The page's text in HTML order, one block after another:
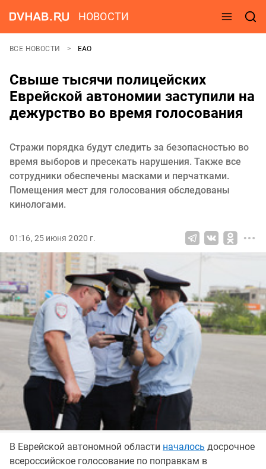
НОВОСТИ
ВСЕ НОВОСТИ ЕАО
Свыше тысячи полицейских
Еврейской автономии заступили на
дежурство во время голосования
Стражи порядка будут следить за безопасностью во
время выборов и пресекать нарушения. Также все
сотрудники обеспечены масками и перчатками.
Помещения мест для голосования обследованы
кинологами.
01:16, 25 июня 2020 г.
В Еврейской автономной области началось досрочное
всероссийское голосование по поправкам в